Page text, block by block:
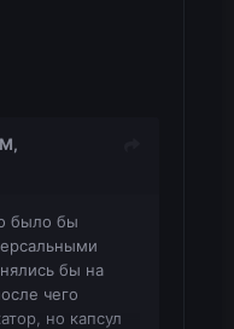
было бы
бы на
чего
но капсул